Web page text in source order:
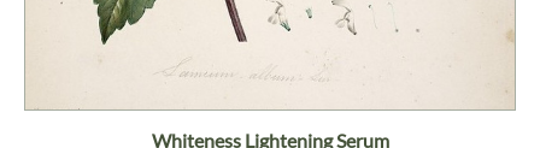
Whiteness Lightening Serum